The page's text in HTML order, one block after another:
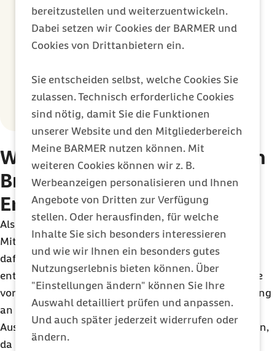
bereitzustellen und weiterzuentwickeln.
Dabei setzen wir Cookies der BARMER und
Cookies von Drittanbietern ein.
Sie entscheiden selbst, welche Cookies Sie
zulassen. Technisch erforderliche Cookies
sind nötig, damit Sie die Funktionen
unserer Website und den Mitgliederbereich
Meine BARMER nutzen können. Mit
weiteren Cookies können wir z. B.
Werbeanzeigen personalisieren und Ihnen
Angebote von Dritten zur Verfügung
stellen. Oder herausfinden, für welche
Inhalte Sie sich besonders interessieren
und wie wir Ihnen ein besonders gutes
Nutzungserlebnis bieten können. Über
"Einstellungen ändern" können Sie Ihre
Auswahl detailliert prüfen und anpassen.
Und auch später jederzeit widerrufen oder
ändern.
Brandschutzhelfer handeln im Ernstfall –
sie bekämpfen Brände und helfen bei der
hingegen berät das Unternehmen in allen
Fragen des Brandschutzes, plant
Maßnahmen und schult Mitarbeitende.
Wie läuft die Ausbildung zum
Brandschutzhelfer und
Ersthelfer ab?
Als Arbeitgeber können Sie die Ausbildung Ihrer
Mitarbeitenden selbst übernehmen. Voraussetzung
dafür ist, dass in Ihrem Unternehmen die
entsprechenden Qualifikationen und Fachkenntnisse
vorhanden sind. Andernfalls können Sie die Ausbildung
an externe Anbieter auslagern. Während der
Ausbildung müssen Sie Ihre Mitarbeitenden freistellen,
da die Schulungen als